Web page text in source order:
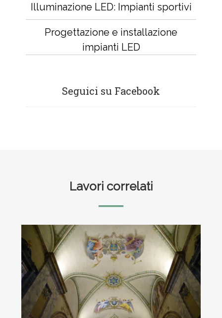
Illuminazione LED: Impianti sportivi
Progettazione e installazione
impianti LED
Seguici su Facebook
Lavori correlati